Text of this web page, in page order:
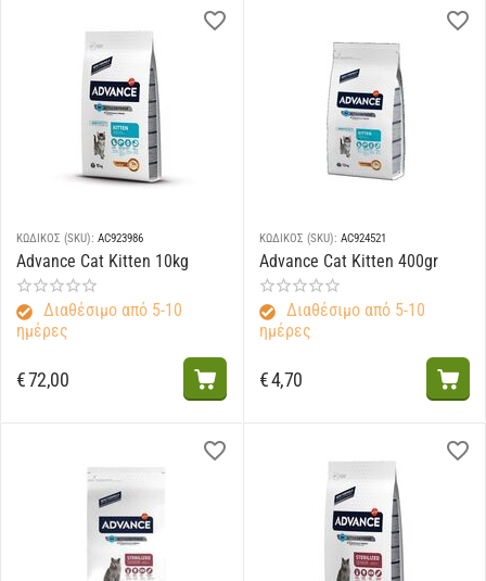
ΚΩΔΙΚΟΣ (SKU): AC923986
Advance Cat Kitten 10kg
Διαθέσιμο από 5-10
ημέρες
€72,00
ΚΩΔΙΚΟΣ (SKU): AC924521
Advance Cat Kitten 400gr
Διαθέσιμο από 5-10
ημέρες
€4,70